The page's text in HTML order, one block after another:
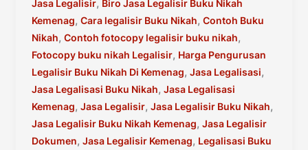
Kemenag
Jasa Legalisir, Biro Jasa Legalisir Buku Nikah
Kemenag, Cara legalisir Buku Nikah, Contoh Buku
Nikah, Contoh fotocopy legalisir buku nikah,
Fotocopy buku nikah Legalisir, Harga Pengurusan
Legalisir Buku Nikah Di Kemenag, Jasa Legalisasi,
Jasa Legalisasi Buku Nikah, Jasa Legalisasi
Kemenag, Jasa Legalisir, Jasa Legalisir Buku Nikah,
Jasa Legalisir Buku Nikah Kemenag, Jasa Legalisir
Dokumen, Jasa Legalisir Kemenag, Legalisasi Buku